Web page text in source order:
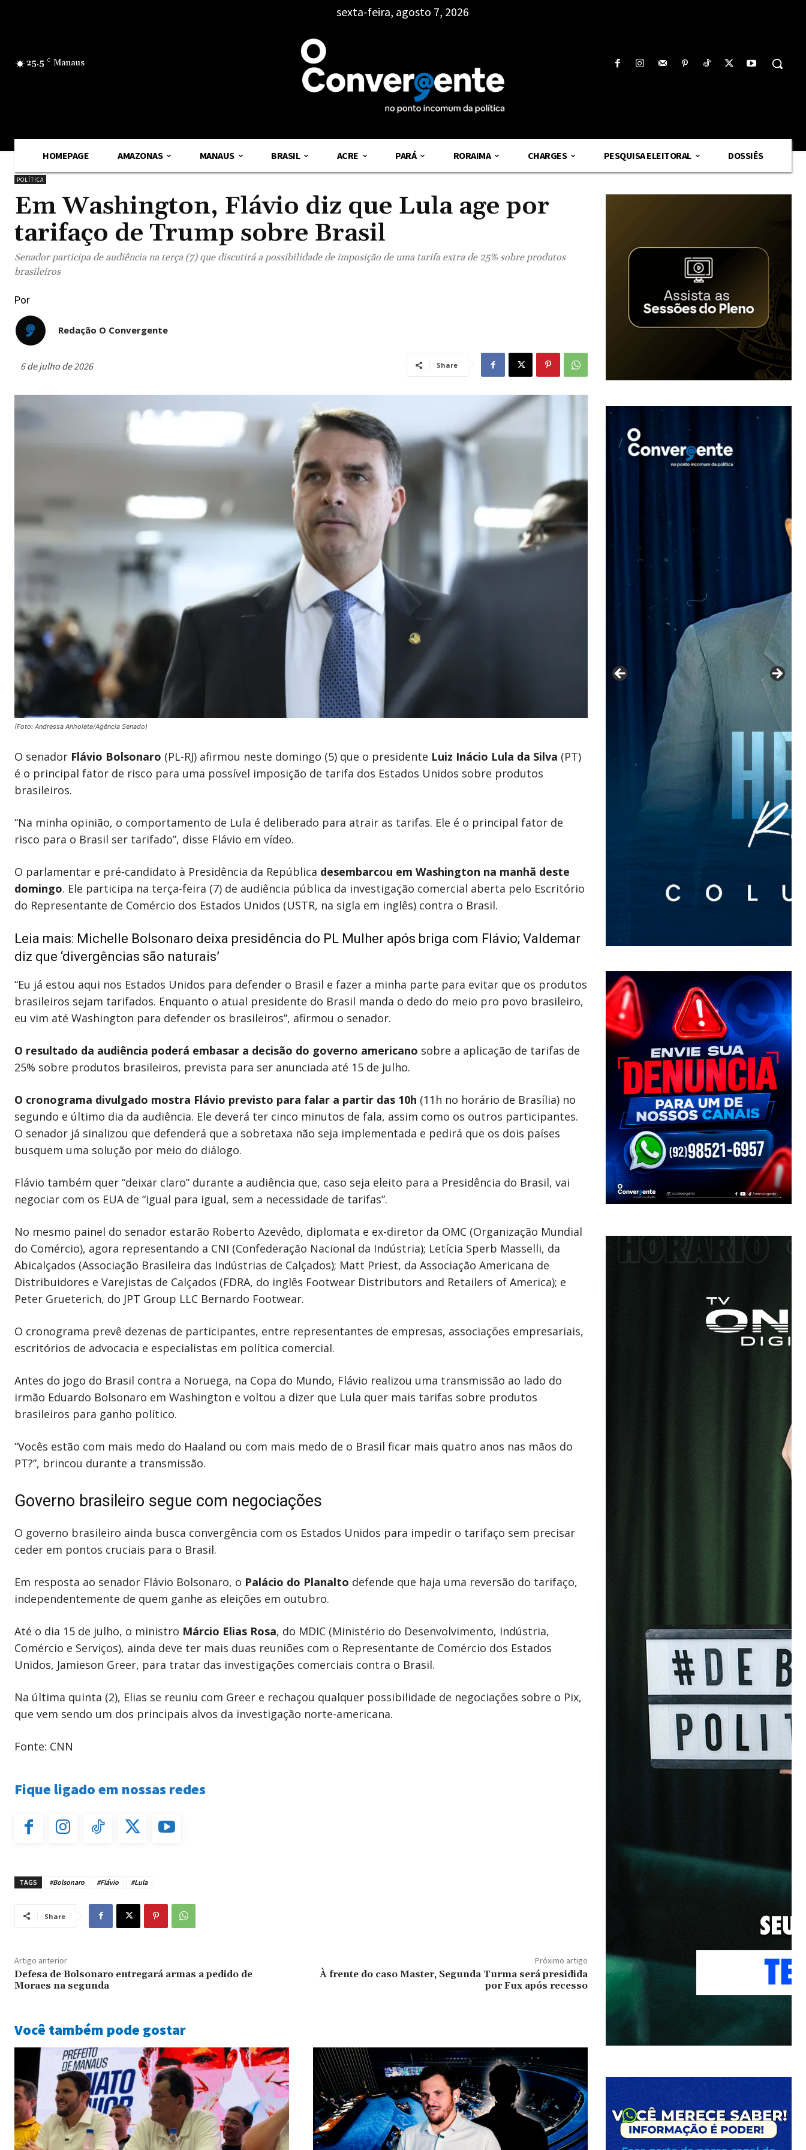
25.5 C Manaus
sexta-feira, agosto 7, 2026
HOMEPAGE AMAZONAS MANAUS BRASIL ACRE PARÁ RORAIMA CHARGES PESQUISA ELEITORAL DOSSIÊS
POLÍTICA
Em Washington, Flávio diz que Lula age por
tarifaço de Trump sobre Brasil
Senador participa de audiência na terça (7) que discutirá a possibilidade de imposição de uma tarifa extra de 25% sobre produtos
brasileiros
Por
Redação O Convergente
6 de julho de 2026 Share
(Foto: Andressa Anholete/Agência Senado)
O senador Flávio Bolsonaro (PL-RJ) afirmou neste domingo (5) que o presidente Luiz Inácio Lula da Silva (PT)
é o principal fator de risco para uma possível imposição de tarifa dos Estados Unidos sobre produtos
brasileiros.
“Na minha opinião, o comportamento de Lula é deliberado para atrair as tarifas. Ele é o principal fator de
risco para o Brasil ser tarifado”, disse Flávio em vídeo.
O parlamentar e pré-candidato à Presidência da República desembarcou em Washington na manhã deste
domingo. Ele participa na terça-feira (7) de audiência pública da investigação comercial aberta pelo Escritório
do Representante de Comércio dos Estados Unidos (USTR, na sigla em inglês) contra o Brasil.
Leia mais: Michelle Bolsonaro deixa presidência do PL Mulher após briga com Flávio; Valdemar
diz que ‘divergências são naturais’
“Eu já estou aqui nos Estados Unidos para defender o Brasil e fazer a minha parte para evitar que os produtos
brasileiros sejam tarifados. Enquanto o atual presidente do Brasil manda o dedo do meio pro povo brasileiro,
eu vim até Washington para defender os brasileiros”, afirmou o senador.
O resultado da audiência poderá embasar a decisão do governo americano sobre a aplicação de tarifas de
25% sobre produtos brasileiros, prevista para ser anunciada até 15 de julho.
O cronograma divulgado mostra Flávio previsto para falar a partir das 10h (11h no horário de Brasília) no
segundo e último dia da audiência. Ele deverá ter cinco minutos de fala, assim como os outros participantes.
O senador já sinalizou que defenderá que a sobretaxa não seja implementada e pedirá que os dois países
busquem uma solução por meio do diálogo.
Flávio também quer “deixar claro” durante a audiência que, caso seja eleito para a Presidência do Brasil, vai
negociar com os EUA de “igual para igual, sem a necessidade de tarifas”.
No mesmo painel do senador estarão Roberto Azevêdo, diplomata e ex-diretor da OMC (Organização Mundial
do Comércio), agora representando a CNI (Confederação Nacional da Indústria); Letícia Sperb Masselli, da
Abicalçados (Associação Brasileira das Indústrias de Calçados); Matt Priest, da Associação Americana de
Distribuidores e Varejistas de Calçados (FDRA, do inglês Footwear Distributors and Retailers of America); e
Peter Grueterich, do JPT Group LLC Bernardo Footwear.
O cronograma prevê dezenas de participantes, entre representantes de empresas, associações empresariais,
escritórios de advocacia e especialistas em política comercial.
Antes do jogo do Brasil contra a Noruega, na Copa do Mundo, Flávio realizou uma transmissão ao lado do
irmão Eduardo Bolsonaro em Washington e voltou a dizer que Lula quer mais tarifas sobre produtos
brasileiros para ganho político.
“Vocês estão com mais medo do Haaland ou com mais medo de o Brasil ficar mais quatro anos nas mãos do
PT?”, brincou durante a transmissão.
Governo brasileiro segue com negociações
O governo brasileiro ainda busca convergência com os Estados Unidos para impedir o tarifaço sem precisar
ceder em pontos cruciais para o Brasil.
Em resposta ao senador Flávio Bolsonaro, o Palácio do Planalto defende que haja uma reversão do tarifaço,
independentemente de quem ganhe as eleições em outubro.
Até o dia 15 de julho, o ministro Márcio Elias Rosa, do MDIC (Ministério do Desenvolvimento, Indústria,
Comércio e Serviços), ainda deve ter mais duas reuniões com o Representante de Comércio dos Estados
Unidos, Jamieson Greer, para tratar das investigações comerciais contra o Brasil.
Na última quinta (2), Elias se reuniu com Greer e rechaçou qualquer possibilidade de negociações sobre o Pix,
que vem sendo um dos principais alvos da investigação norte-americana.
Fonte: CNN
Fique ligado em nossas redes
TAGS #Bolsonaro #Flávio #Lula
Share
Artigo anterior
Defesa de Bolsonaro entregará armas a pedido de
Moraes na segunda
Próximo artigo
À frente do caso Master, Segunda Turma será presidida
por Fux após recesso
Você também pode gostar